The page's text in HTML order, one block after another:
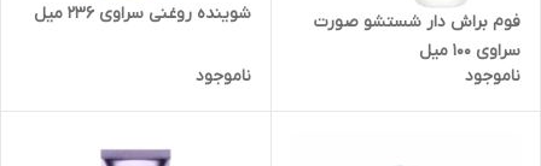
فوم براش دار شستشو صورت
سراوی 100 میل
ناموجود
شوینده روغنی سراوی 236 میل
ناموجود